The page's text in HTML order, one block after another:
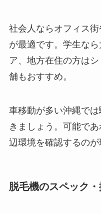
社会人ならオフィス
が最適です。学生な
ア、地方在住の方は
舗もおすすめ。
車移動が多い沖縄で
きましょう。可能で
辺環境を確認するのが
脱毛機のスペック